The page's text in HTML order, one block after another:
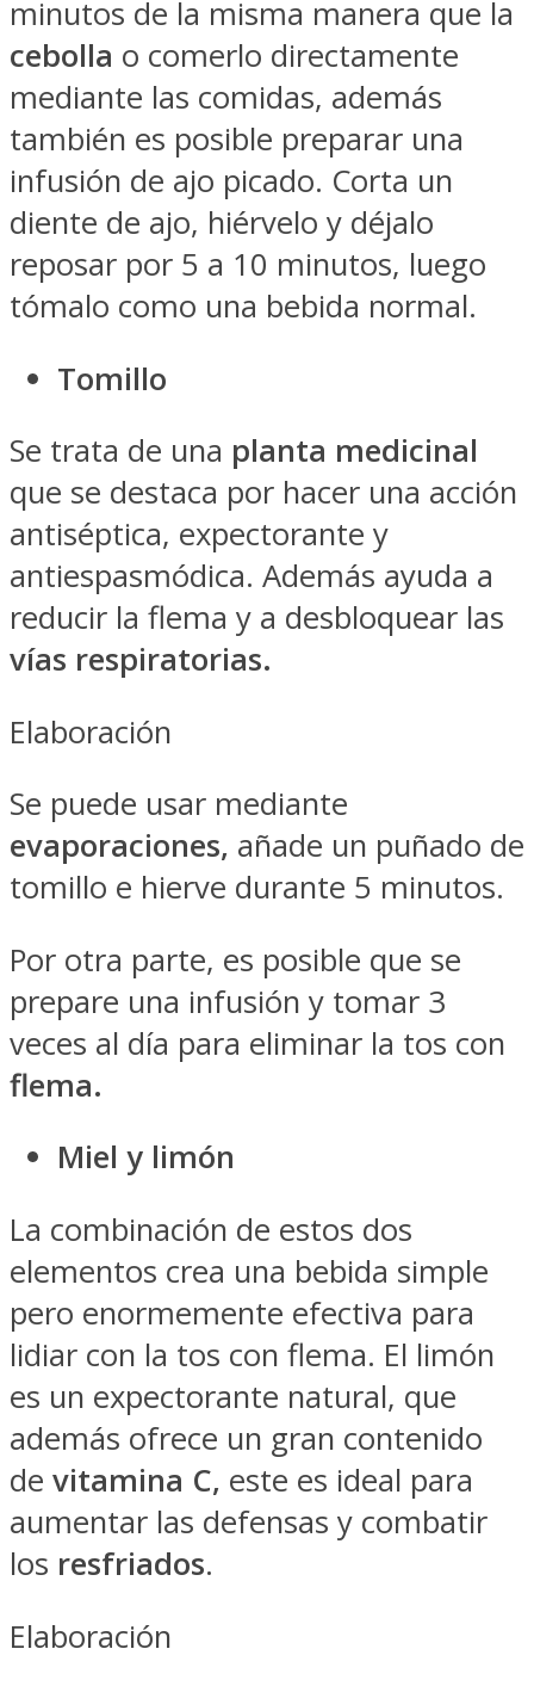
minutos de la misma manera que la
cebolla o comerlo directamente
mediante las comidas, además
también es posible preparar una
infusión de ajo picado. Corta un
diente de ajo, hiérvelo y déjalo
reposar por 5 a 10 minutos, luego
tómalo como una bebida normal.
Tomillo
Se trata de una planta medicinal
que se destaca por hacer una acción
antiséptica, expectorante y
antiespasmódica. Además ayuda a
reducir la flema y a desbloquear las
vías respiratorias.
Elaboración
Se puede usar mediante
evaporaciones, añade un puñado de
tomillo e hierve durante 5 minutos.
Por otra parte, es posible que se
prepare una infusión y tomar 3
veces al día para eliminar la tos con
flema.
Miel y limón
La combinación de estos dos
elementos crea una bebida simple
pero enormemente efectiva para
lidiar con la tos con flema. El limón
es un expectorante natural, que
además ofrece un gran contenido
de vitamina C, este es ideal para
aumentar las defensas y combatir
los resfriados.
Elaboración